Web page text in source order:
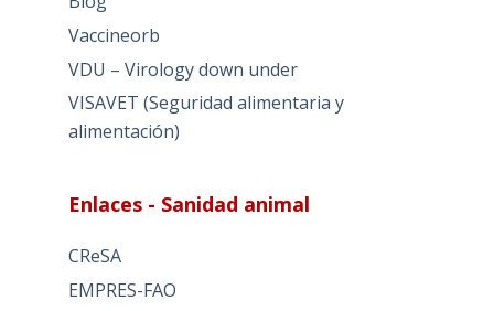
Vaccineorb
VDU – Virology down under
VISAVET (Seguridad alimentaria y
alimentación)
Enlaces - Sanidad animal
CReSA
EMPRES-FAO